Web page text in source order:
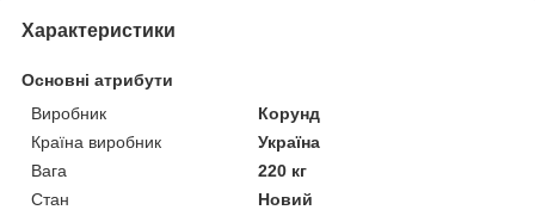
Характеристики
Основні атрибути
Виробник
Корунд
Країна виробник
Україна
Вага
220 кг
Стан
Новий